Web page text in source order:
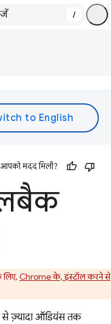
/
मदद मिली?
Chrome के, इंस्टॉल करने से
से ज़्यादा ऑडियंस तक